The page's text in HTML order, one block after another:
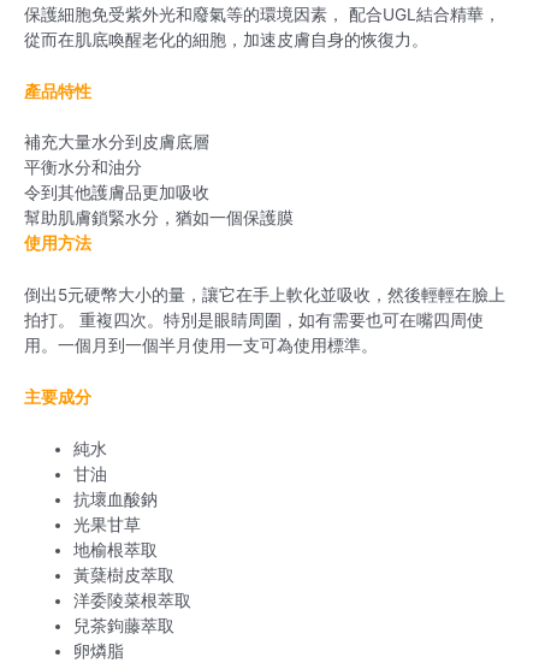
保護細胞免受紫外光和廢氣等的環境因素， 配合UGL結合精華，
從而在肌底喚醒老化的細胞，加速皮膚自身的恢復力。
產品特性
補充大量水分到皮膚底層
平衡水分和油分
令到其他護膚品更加吸收
幫助肌膚鎖緊水分，猶如一個保護膜
使用方法
倒出5元硬幣大小的量，讓它在手上軟化並吸收，然後輕輕在臉上
拍打。 重複四次。特別是眼睛周圍，如有需要也可在嘴四周使
用。一個月到一個半月使用一支可為使用標準。
主要成分
純水
甘油
抗壞血酸鈉
光果甘草
地榆根萃取
黃蘖樹皮萃取
洋委陵菜根萃取
兒茶鉤藤萃取
卵燐脂